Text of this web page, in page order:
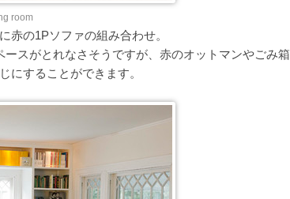
room
赤の1Pソファの組み合わせ。
スがとれなさそうですが、赤のオットマンやごみ箱
にすることができます。